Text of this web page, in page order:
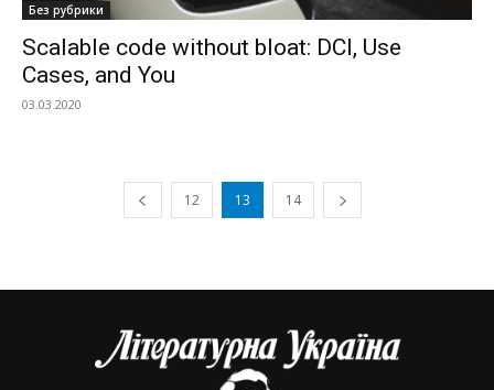
Без рубрики
Scalable code without bloat: DCI, Use
Cases, and You
03.03.2020
12 13 14